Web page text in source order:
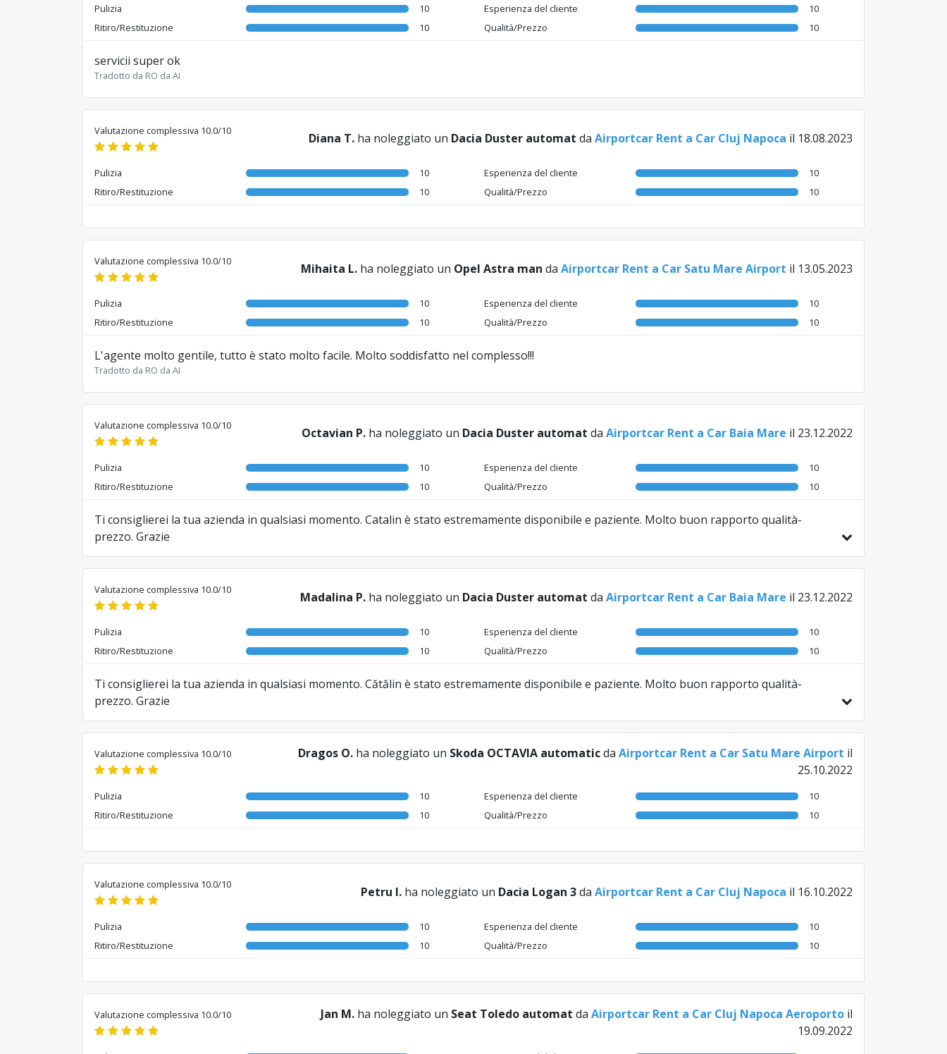
Pulizia 10 Esperienza del cliente
10
Ritiro/Restituzione
10 Qualità/Prezzo 10
servicii super ok
Tradotto da RO da AI
Valutazione complessiva 10.0/10 Diana T. ha noleggiato un Dacia Duster automat da Airportcar Rent a Car Cluj Napoca il 18.08.2023
Pulizia 10 Esperienza del cliente
10
Ritiro/Restituzione
10 Qualità/Prezzo 10
Valutazione complessiva 10.0/10 Mihaita L. ha noleggiato un Opel Astra man da Airportcar Rent a Car Satu Mare Airport il 13.05.2023
Pulizia 10 Esperienza del cliente
10
Ritiro/Restituzione
10 Qualità/Prezzo 10
L'agente molto gentile, tutto è stato molto facile. Molto soddisfatto nel complesso!!!
Tradotto da RO da AI
Valutazione complessiva 10.0/10 Octavian P. ha noleggiato un Dacia Duster automat da Airportcar Rent a Car Baia Mare il 23.12.2022
Pulizia 10 Esperienza del cliente
10
Ritiro/Restituzione
10 Qualità/Prezzo 10
Ti consiglierei la tua azienda in qualsiasi momento. Catalin è stato estremamente disponibile e paziente. Molto buon rapporto qualità-
prezzo. Grazie
Valutazione complessiva 10.0/10 Madalina P. ha noleggiato un Dacia Duster automat da Airportcar Rent a Car Baia Mare il 23.12.2022
Pulizia 10 Esperienza del cliente
10
Ritiro/Restituzione
10 Qualità/Prezzo 10
Ti consiglierei la tua azienda in qualsiasi momento. Cătălin è stato estremamente disponibile e paziente. Molto buon rapporto qualità-
prezzo. Grazie
Valutazione complessiva 10.0/10 Dragos O. ha noleggiato un Skoda OCTAVIA automaticda Airportcar Rent a Car Satu Mare Airport il
25.10.2022
Pulizia 10 Esperienza del cliente
10
Ritiro/Restituzione
10 Qualità/Prezzo 10
Valutazione complessiva 10.0/10 Petru I. ha noleggiato un Dacia Logan 3da Airportcar Rent a Car Cluj Napoca il 16.10.2022
Pulizia 10 Esperienza del cliente
10
Ritiro/Restituzione
10 Qualità/Prezzo 10
Valutazione complessiva 10.0/10 Jan M. ha noleggiato un Seat Toledo automat da Airportcar Rent a Car Cluj Napoca Aeroporto il
19.09.2022